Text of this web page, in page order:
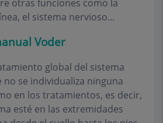
otras funciones como la
el sistema nervioso...
Voder
global del sistema
no se individualiza ninguna
en los tratamientos, es decir,
esté en las extremidades